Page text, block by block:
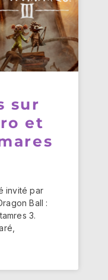
sur
et
invité par
Ball :
3.